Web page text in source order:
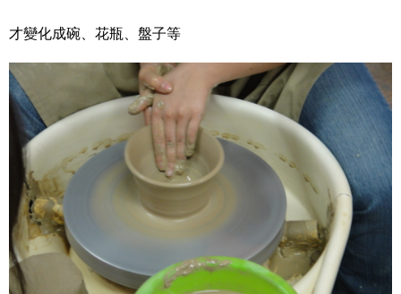
才變化成碗、花瓶、盤子等